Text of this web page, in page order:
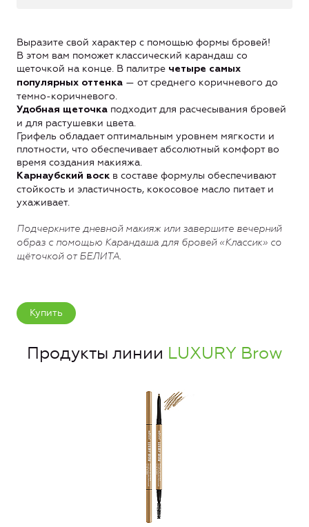
Выразите свой характер с помощью формы бровей!
В этом вам поможет классический карандаш со
щеточкой на конце. В палитре четыре самых
популярных оттенка — от среднего коричневого до
темно-коричневого.
Удобная щеточка подходит для расчесывания бровей
и для растушевки цвета.
Грифель обладает оптимальным уровнем мягкости и
плотности, что обеспечивает абсолютный комфорт во
время создания макияжа.
Карнаубский воск в составе формулы обеспечивают
стойкость и эластичность, кокосовое масло питает и
ухаживает.
Подчеркните дневной макияж или завершите вечерний
образ с помощью Карандаша для бровей «Классик» со
щёточкой от БЕЛИТА.
Купить
Продукты линии LUXURY Brow